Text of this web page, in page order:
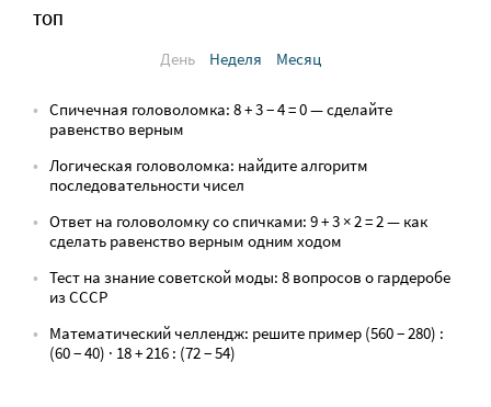
ТОП
День
Неделя Месяц
Спичечная головоломка: 8 + 3 − 4 = 0 — сделайте
равенство верным
Логическая головоломка: найдите алгоритм
последовательности чисел
Ответ на головоломку со спичками: 9 + 3 × 2 = 2 — как
сделать равенство верным одним ходом
Тест на знание советской моды: 8 вопросов о гардеробе
из СССР
Математический челлендж: решите пример (560 − 280) :
(60 − 40) · 18 + 216 : (72 − 54)